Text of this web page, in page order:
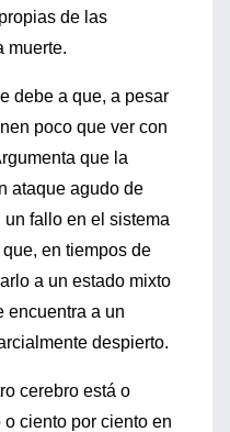
de las
muerte.
debe a que, a pesar
poco que ver con
que la
ataque agudo de
fallo en el sistema
en tiempos de
a un estado mixto
encuentra a un
despierto.
cerebro está o
ciento por ciento en